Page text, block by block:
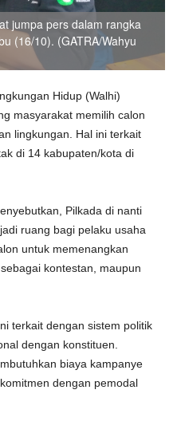
jumpa pers dalam rangka
(16/10). (GATRA/Wahyu
Hidup (Walhi)
masyarakat memilih calon
lingkungan. Hal ini terkait
di 14 kabupaten/kota di
Pilkada di nanti
ruang bagi pelaku usaha
untuk memenangkan
kontestan, maupun
terkait dengan sistem politik
dengan konstituen.
biaya kampanye
dengan pemodal